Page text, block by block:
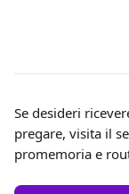
Se desideri
pregare, visita il
promemoria e